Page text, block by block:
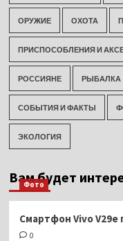
ОРУЖИЕ ОХОТА
ПРИСПОСОБЛЕНИЯ И
РОССИЯНЕ РЫБАЛКА
СОБЫТИЯ И ФАКТЫ
ЭКОЛОГИЯ
Вам будет
Фото
Смартфон Vivo V29e
0